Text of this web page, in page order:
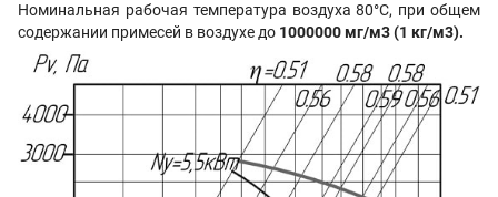
Номинальная рабочая температура воздуха 80°С, при общем
содержании примесей в воздухе до 1000000 мг/м3 (1 кг/м3).